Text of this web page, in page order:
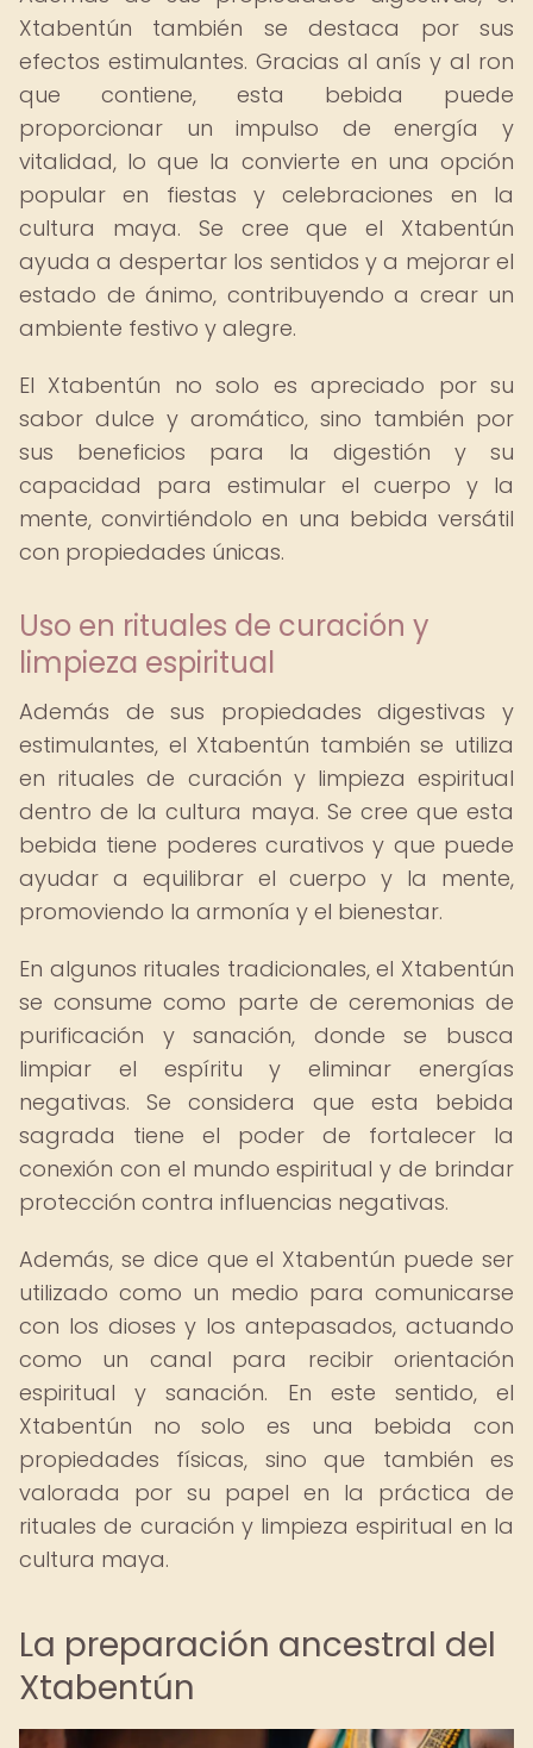
Xtabentún también se destaca por sus
efectos estimulantes. Gracias al anís y al ron
que contiene, esta bebida puede
proporcionar un impulso de energía y
vitalidad, lo que la convierte en una opción
popular en fiestas y celebraciones en la
cultura maya. Se cree que el Xtabentún
ayuda a despertar los sentidos y a mejorar el
estado de ánimo, contribuyendo a crear un
ambiente festivo y alegre.
El Xtabentún no solo es apreciado por su
sabor dulce y aromático, sino también por
sus beneficios para la digestión y su
capacidad para estimular el cuerpo y la
mente, convirtiéndolo en una bebida versátil
con propiedades únicas.
Uso en rituales de curación y
limpieza espiritual
Además de sus propiedades digestivas y
estimulantes, el Xtabentún también se utiliza
en rituales de curación y limpieza espiritual
dentro de la cultura maya. Se cree que esta
bebida tiene poderes curativos y que puede
ayudar a equilibrar el cuerpo y la mente,
promoviendo la armonía y el bienestar.
En algunos rituales tradicionales, el Xtabentún
se consume como parte de ceremonias de
purificación y sanación, donde se busca
limpiar el espíritu y eliminar energías
negativas. Se considera que esta bebida
sagrada tiene el poder de fortalecer la
conexión con el mundo espiritual y de brindar
protección contra influencias negativas.
Además, se dice que el Xtabentún puede ser
utilizado como un medio para comunicarse
con los dioses y los antepasados, actuando
como un canal para recibir orientación
espiritual y sanación. En este sentido, el
Xtabentún no solo es una bebida con
propiedades físicas, sino que también es
valorada por su papel en la práctica de
rituales de curación y limpieza espiritual en la
cultura maya.
La preparación ancestral del
Xtabentún